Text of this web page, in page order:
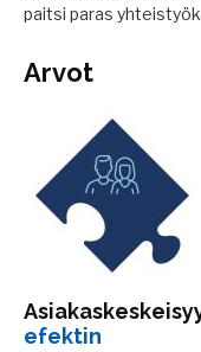
paitsi paras
Arvot
efektin